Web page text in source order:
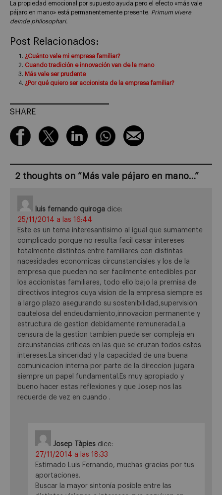
La propiedad emocional por supuesto ayuda pero el efecto «más vale
pájaro en mano» está permanentemente presente. Primum vivere
deinde philosophari.
Post Relacionados:
¿Cuánto vale mi empresa familiar?
Cuando tradición e innovación van de la mano
Más vale ser prudente
¿Por qué quiero ser accionista de la empresa familiar?
SHARE
2 thoughts on “ Más vale pájaro en mano…”
luis fernando quiroga dice:
25/11/2014 a las 16:44
Este es un tema interesantisimo al igual que sumamente
complicado porque no resulta facil casar intereses
totalmente distintos entre familiares con distintas
nacesidades economicas circunstanciales y los de la
empresa que pueden no ser facilmente entedibles por
los accionistas familiares, todo ello bajo la premisa de
directivos integros cuya vision de la empresa siempre es
a largo plazo asegurando su sostenibilidad,supervision
cautelosa del endeudamiento,innovacion permanente y
estructura de gestion debidamente remunerada.La
censura de la gestion tambien puede ser compleja en
circunstancias criticas en las que se cruzan todos estos
intereses.La sinceridad y la capacidad de una buena
comunicacion interna por parte de la direccion jugara
siempre un papel fundamental.Es muy apropiado y
bueno hacer estas reflexiones y que Josep nos las
recuerde de vez en cuando .
Josep Tàpies dice:
27/11/2014 a las 18:33
Estimado Luis Fernando, muchas gracias por tus
aportaciones.
Buscar la mayor sintonía posible entre las